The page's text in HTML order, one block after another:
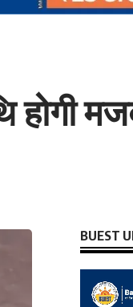
होगी
BUEST